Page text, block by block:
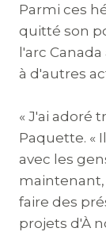
Parmi ces
quitté son
l'arc
à d'autres
« J'ai adoré
Paquette. «
avec les
faire des
projets d'À